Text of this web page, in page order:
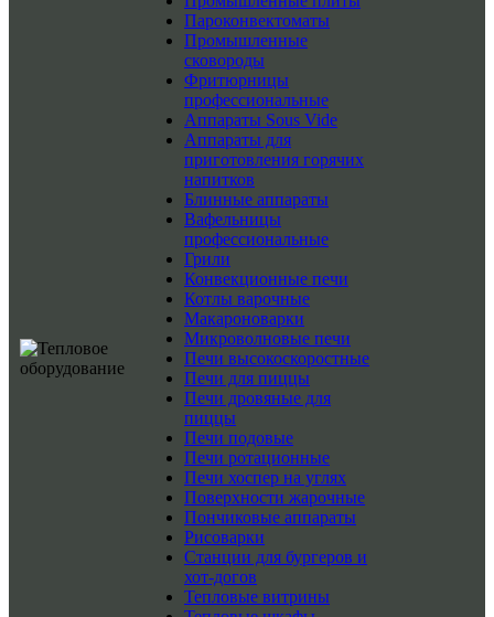
Пароконвектоматы
Промышленные
сковороды
Фритюрницы
профессиональные
Аппараты Sous Vide
Аппараты для
приготовления горячих
напитков
Блинные аппараты
Вафельницы
профессиональные
Грили
Конвекционные печи
Котлы варочные
Макароноварки
Микроволновые печи
Печи высокоскоростные
Печи для пиццы
Печи дровяные для
пиццы
Печи подовые
Печи ротационные
Печи хоспер на углях
Поверхности жарочные
Пончиковые аппараты
Рисоварки
Станции для бургеров и
хот-догов
Тепловые витрины